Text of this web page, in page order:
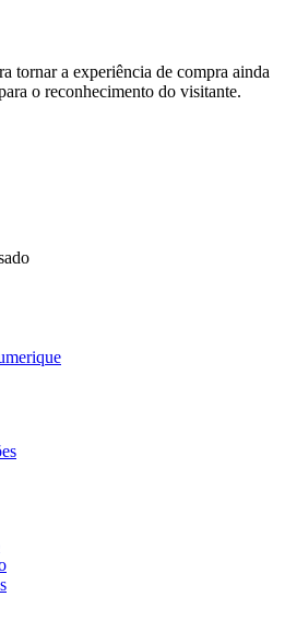
tornar a experiência de compra ainda
o reconhecimento do visitante.